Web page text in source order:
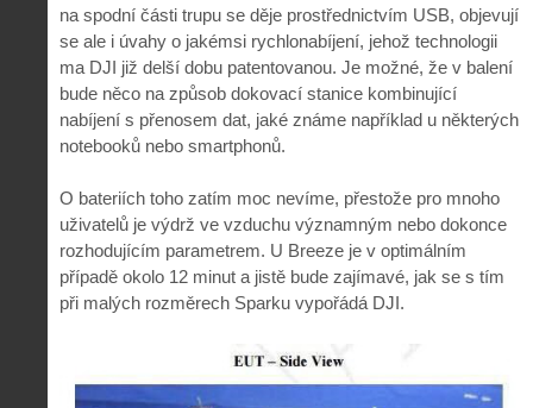
na spodní části trupu se děje prostřednictvím USB, objevují
se ale i úvahy o jakémsi rychlonabíjení, jehož technologii
ma DJI již delší dobu patentovanou. Je možné, že v balení
bude něco na způsob dokovací stanice kombinující
nabíjení s přenosem dat, jaké známe například u některých
notebooků nebo smartphonů.
O bateriích toho zatím moc nevíme, přestože pro mnoho
uživatelů je výdrž ve vzduchu významným nebo dokonce
rozhodujícím parametrem. U Breeze je v optimálním
případě okolo 12 minut a jistě bude zajímavé, jak se s tím
při malých rozměrech Sparku vypořádá DJI.